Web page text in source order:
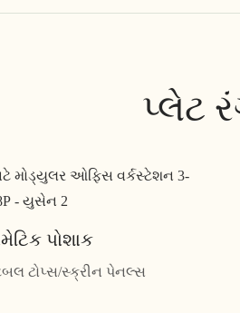
પ્લેટ
પોશાક
ટોપ્સ/સ્ક્રીન પેનલ્સ